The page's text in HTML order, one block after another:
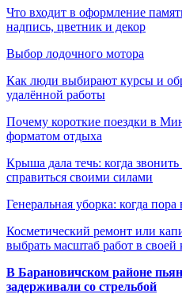
Что входит в оформление
надпись, цветник и декор
Выбор лодочного мотора
Как люди выбирают курсы и
удалённой работы
Почему короткие поездки в
форматом отдыха
Крыша дала течь: когда
справиться своими силами
Генеральная уборка: когда
Косметический ремонт или
выбрать масштаб работ в своей
В Барановичском районе
задерживали со стрельбой